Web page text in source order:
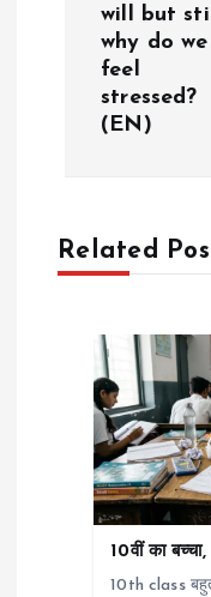
a
will but still
why do we
feel
stressed?
(EN)
Related
10वीं का
10th class